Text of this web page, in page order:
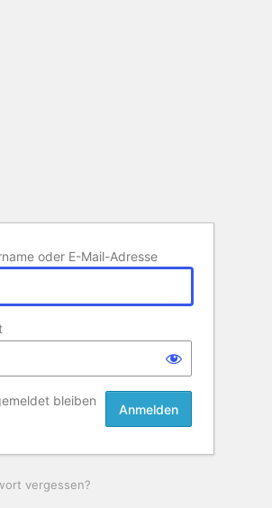
oder E-Mail-Adresse
bleiben
vergessen?